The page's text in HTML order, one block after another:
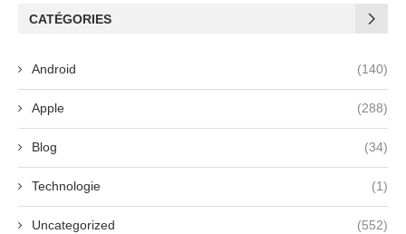
CATÉGORIES
Android (140)
Apple (288)
Blog (34)
Technologie (1)
Uncategorized (552)